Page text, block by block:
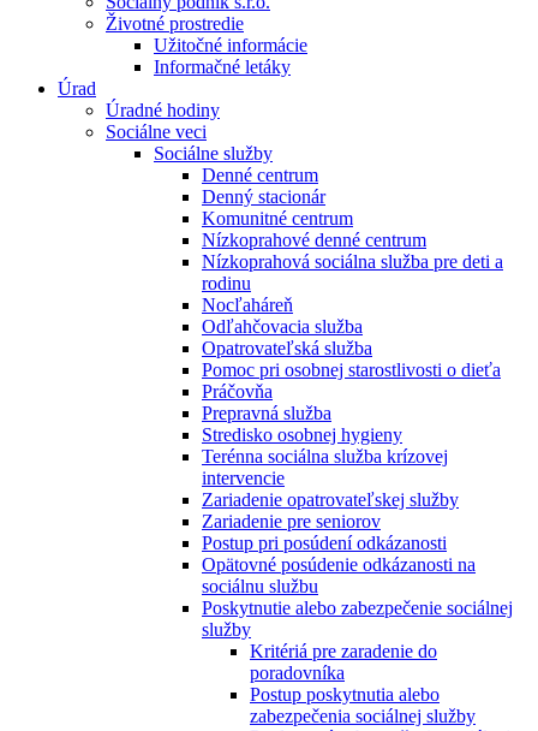
Životné prostredie
Užitočné informácie
Informačné letáky
Úrad
Úradné hodiny
Sociálne veci
Sociálne služby
Denné centrum
Denný stacionár
Komunitné centrum
Nízkoprahové denné centrum
Nízkoprahová sociálna služba pre deti a
rodinu
Nocľaháreň
Odľahčovacia služba
Opatrovateľská služba
Pomoc pri osobnej starostlivosti o dieťa
Práčovňa
Prepravná služba
Stredisko osobnej hygieny
Terénna sociálna služba krízovej
intervencie
Zariadenie opatrovateľskej služby
Zariadenie pre seniorov
Postup pri posúdení odkázanosti
Opätovné posúdenie odkázanosti na
sociálnu službu
Poskytnutie alebo zabezpečenie sociálnej
služby
Kritériá pre zaradenie do
poradovníka
Postup poskytnutia alebo
zabezpečenia sociálnej služby